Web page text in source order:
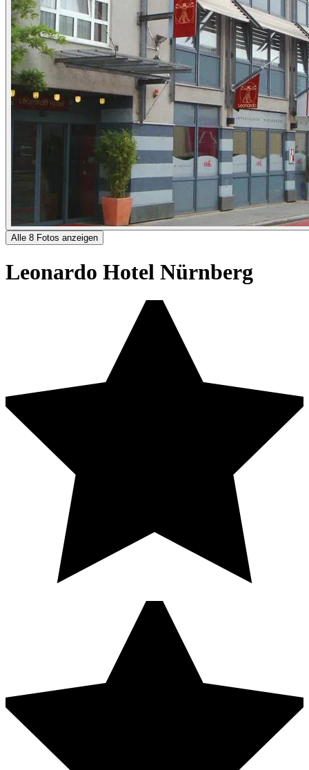
Alle 8 Fotos anzeigen
Leonardo Hotel Nürnberg